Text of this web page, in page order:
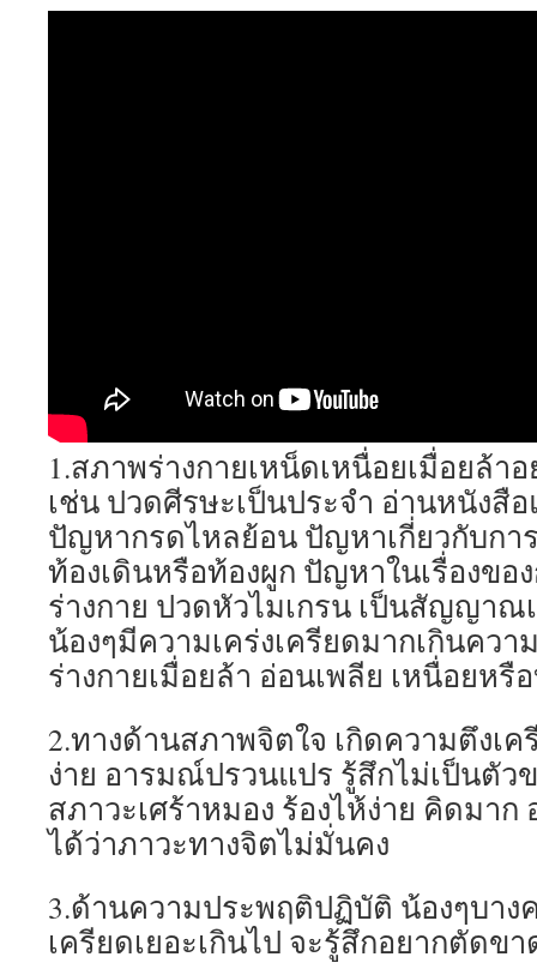
1.สภาพร่างกายเหน็ดเหนื่อยเมื่อยล้า
เช่น ปวดศีรษะเป็นประจำ อ่านหนังสื
ปัญหากรดไหลย้อน ปัญหาเกี่ยวกับกา
ท้องเดินหรือท้องผูก ปัญหาในเรื่องขอ
ร่างกาย ปวดหัวไมเกรน เป็นสัญญาณ
น้องๆมีความเคร่งเครียดมากเกินควา
ร่างกายเมื่อยล้า อ่อนเพลีย เหนื่อยห
2.ทางด้านสภาพจิตใจ เกิดความตึงเ
ง่าย อารมณ์ปรวนแปร รู้สึกไม่เป็นตัว
สภาวะเศร้าหมอง ร้องไห้ง่าย คิดมาก
ได้ว่าภาวะทางจิตไม่มั่นคง
3.ด้านความประพฤติปฏิบัติ น้องๆบาง
เครียดเยอะเกินไป จะรู้สึกอยากตัดข